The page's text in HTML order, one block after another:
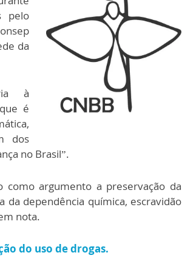
pelo
da
à
é
dos
no Brasil”.
argumento a preservação da
da dependência química, escravidão
nota.
do uso de drogas.